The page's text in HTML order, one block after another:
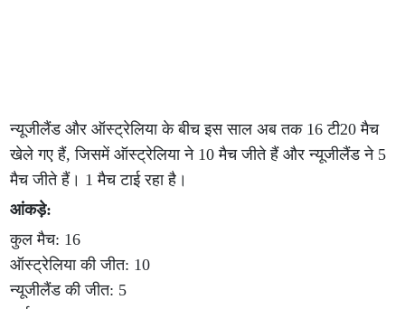
न्यूजीलैंड और ऑस्ट्रेलिया के बीच इस साल अब तक 16 टी20 मैच
खेले गए हैं, जिसमें ऑस्ट्रेलिया ने 10 मैच जीते हैं और न्यूजीलैंड ने 5
मैच जीते हैं। 1 मैच टाई रहा है।
आंकड़े:
कुल मैच: 16
ऑस्ट्रेलिया की जीत: 10
न्यूजीलैंड की जीत: 5